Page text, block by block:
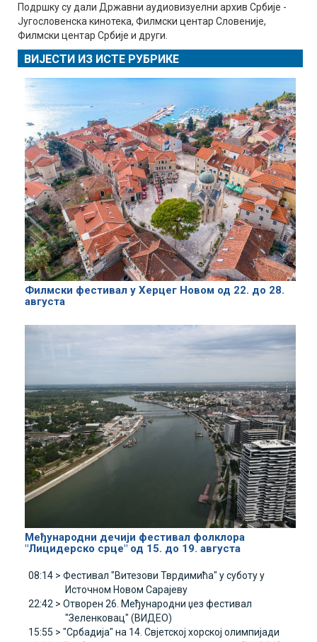
Подршку су дали Државни аудиовизуелни архив Србије -
Југословенска кинотека, Филмски центар Словеније,
Филмски центар Србије и други.
ВИЈЕСТИ ИЗ ИСТЕ РУБРИКЕ
Филмски фестивал у Херцег Новом од 22. до 28.
августа
Међународни дечији фестивал фолклора
"Лицидерско срце" од 15. до 19. августа
08:14 > Фестивал "Витезови Тврдимића" у суботу у
Источном Новом Сарајеву
22:42 > Отворен 26. Међународни џез фестивал
"Зеленковац" (ВИДЕО)
15:55 > "Србадија" на 14. Свјетској хорској олимпијади